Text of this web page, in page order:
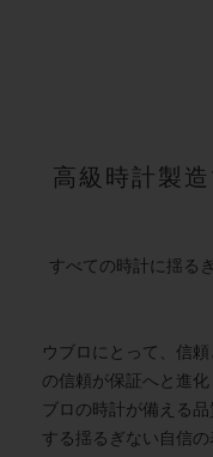
高級時計製
すべての時計に揺る
ウブロにとって、信
の信頼が保証へと進
ブロの時計が備える
する揺るぎない自信